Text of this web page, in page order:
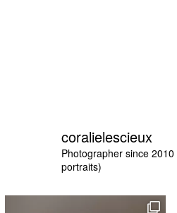
coralielescieux
Photographer since 2010
portraits)